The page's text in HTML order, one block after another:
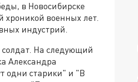
в Новосибирске
хроникой военных лет.
индустрий.
солдат. На следующий
Александра
одни старики" и "В